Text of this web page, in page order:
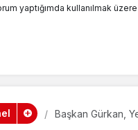
yaptığımda kullanılmak
Başkan Gürkan,